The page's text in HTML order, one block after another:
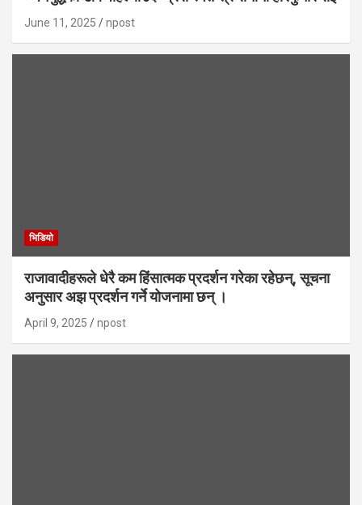
June 11, 2025 npost
भिडियाे
राजावादीहरूले धेरै कम हिंसात्मक प्रदर्शन गरेका रहेछन्, सूचना
अनुसार अझ प्रदर्शन गर्ने योजनामा छन् ।
April 9, 2025 npost